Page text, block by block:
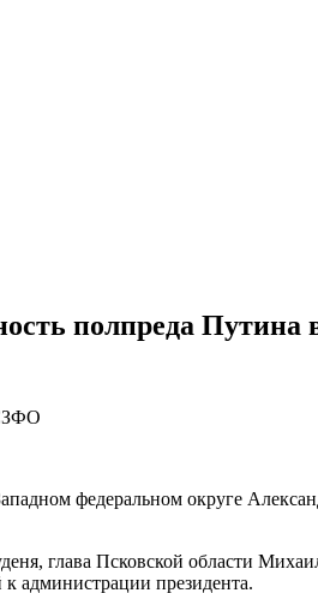
полпреда
федеральном округе
глава Псковской области
администрации президента.